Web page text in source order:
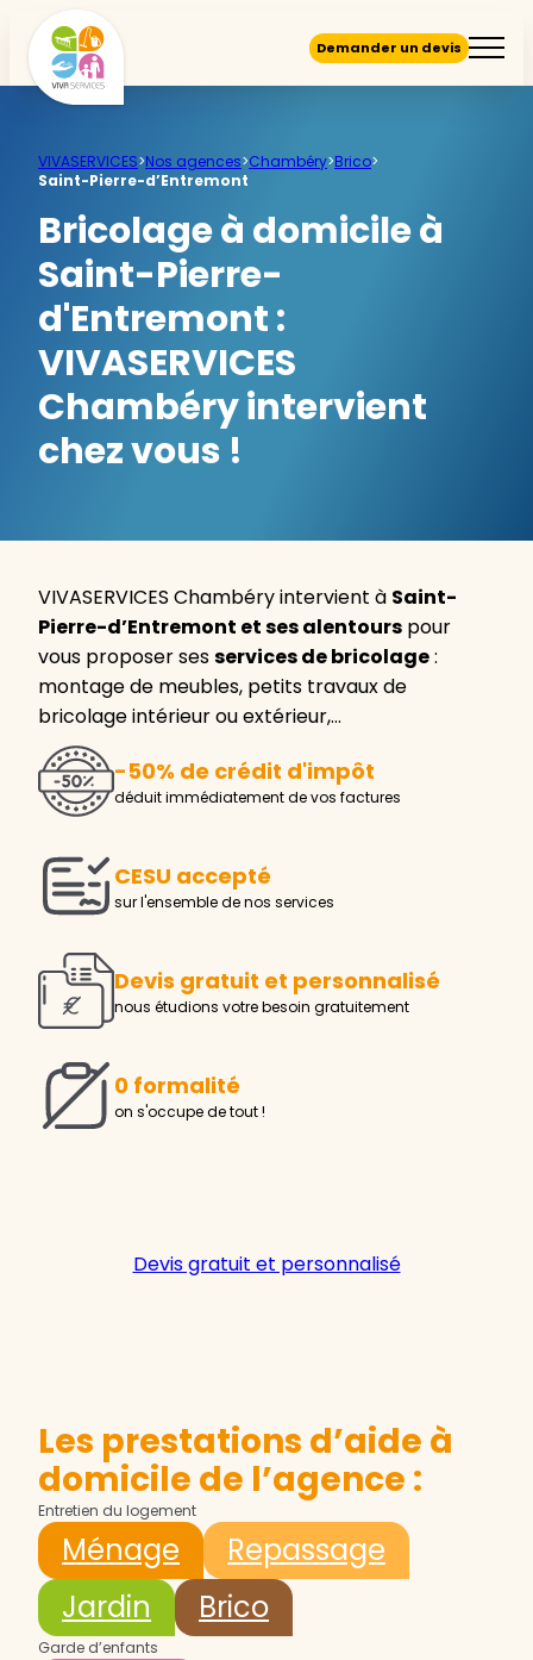
Demander un devis
VIVASERVICES>Nos agences>Chambéry>Brico>
Saint-Pierre-d’Entremont
Bricolage à domicile à
Saint-Pierre-
d'Entremont :
VIVASERVICES
Chambéry intervient
chez vous !
VIVASERVICES Chambéry intervient à Saint-
Pierre-d’Entremont et ses alentours pour
vous proposer sesservices de bricolage:
montage de meubles, petits travaux de
bricolage intérieur ou extérieur,…
-50% de crédit d'impôt
déduit immédiatement de vos factures
CESU accepté
sur l'ensemble de nos services
Devis gratuit et personnalisé
nous étudions votre besoin gratuitement
0 formalité
on s'occupe de tout !
Devis gratuit et personnalisé
Les prestations d’aide à
domicile de l’agence :
Entretien du logement
Ménage
Repassage
Jardin
Brico
Garde d’enfants